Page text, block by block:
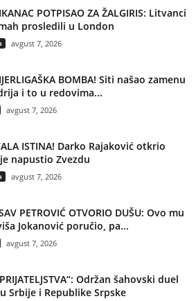
POTPISAO ZA ŽALGIRIS: Litvanci
prosledili u London
avgust 7, 2026
BOMBA! Siti našao zamenu
i to u redovima...
avgust 7, 2026
ISTINA! Darko Rajaković otkrio
napustio Zvezdu
avgust 7, 2026
PETROVIĆ OTVORIO DUŠU: Ovo mu
Jokanović poručio, pa...
avgust 7, 2026
Održan šahovski duel
Srbije i Republike Srpske